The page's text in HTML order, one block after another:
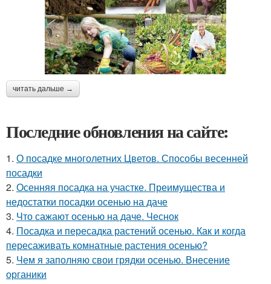
читать дальше →
Последние обновления на сайте:
1. О посадке многолетних Цветов. Способы весенней
посадки
2. Осенняя посадка на участке. Преимущества и
недостатки посадки осенью на даче
3. Что сажают осенью на даче. Чеснок
4. Посадка и пересадка растений осенью. Как и когда
пересаживать комнатные растения осенью?
5. Чем я заполняю свои грядки осенью. Внесение
органики